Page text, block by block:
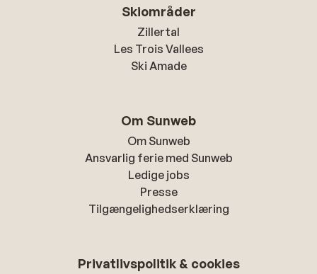
Skiområder
Zillertal
Les Trois Vallees
Ski Amade
Om Sunweb
Om Sunweb
Ansvarlig ferie med Sunweb
Ledige jobs
Presse
Tilgængelighedserklæring
Privatlivspolitik & cookies